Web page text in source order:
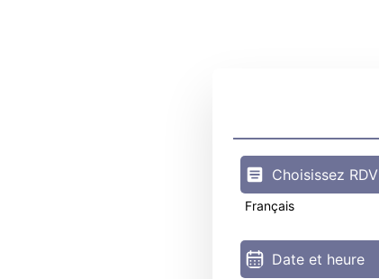
Choisissez RDV
Français
Date et heure